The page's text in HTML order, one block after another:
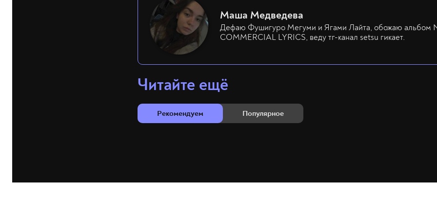
Маша Медведева
Дефаю Фушигуро Мегуми и Ягами Лайта, обожаю альбом
COMMERCIAL LYRICS, веду тг-канал setsu гикает.
Читайте ещё
Рекомендуем Популярное